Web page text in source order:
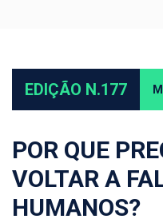
EDIÇÃO N.177
POR QUE
VOLTAR A
HUMANOS?